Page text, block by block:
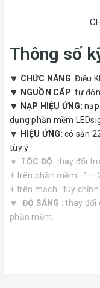
Thông số
🔽 CHỨC NĂNG: Điều
🔽 NGUỒN CẤP: tự
🔽 NẠP HIỆU ỨNG:
dụng phần mềm
🔽
HIỆU ỨNG: có sẵn
tùy ý
🔽 TỐC ĐỘ: thay đổi
+ trên phần mềm : 1 –
+ trên mạch : tùy
🔽 ĐỘ SÁNG : thay đổi
phần mềm.
: mỗi